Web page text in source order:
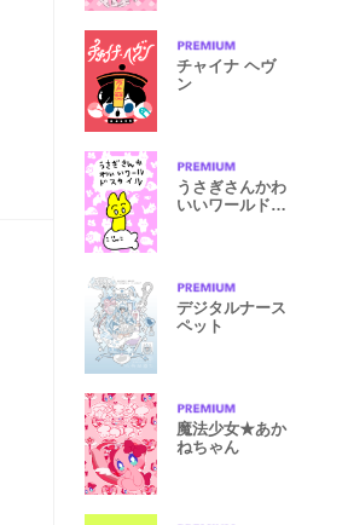
チャイナ ヘヴ
ン
うさぎさんかわ
いいワールドス
デジタルナース
ペット
魔法少女★あか
ねちゃん